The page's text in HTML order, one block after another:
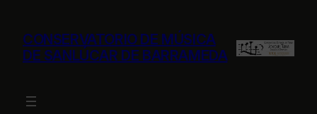
contenido
CONSERVATORIO DE MÚSICA
DE SANLÚCAR DE BARRAMEDA